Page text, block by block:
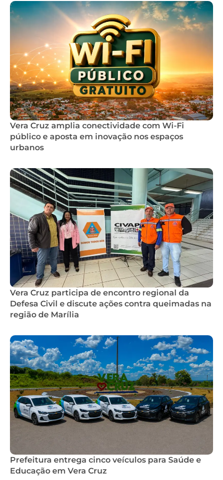
Vera Cruz amplia conectividade com Wi-Fi
público e aposta em inovação nos espaços
urbanos
Vera Cruz participa de encontro regional da
Defesa Civil e discute ações contra queimadas na
região de Marília
Prefeitura entrega cinco veículos para Saúde e
Educação em Vera Cruz